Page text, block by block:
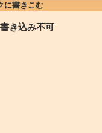
に書きこむ
き込み不可